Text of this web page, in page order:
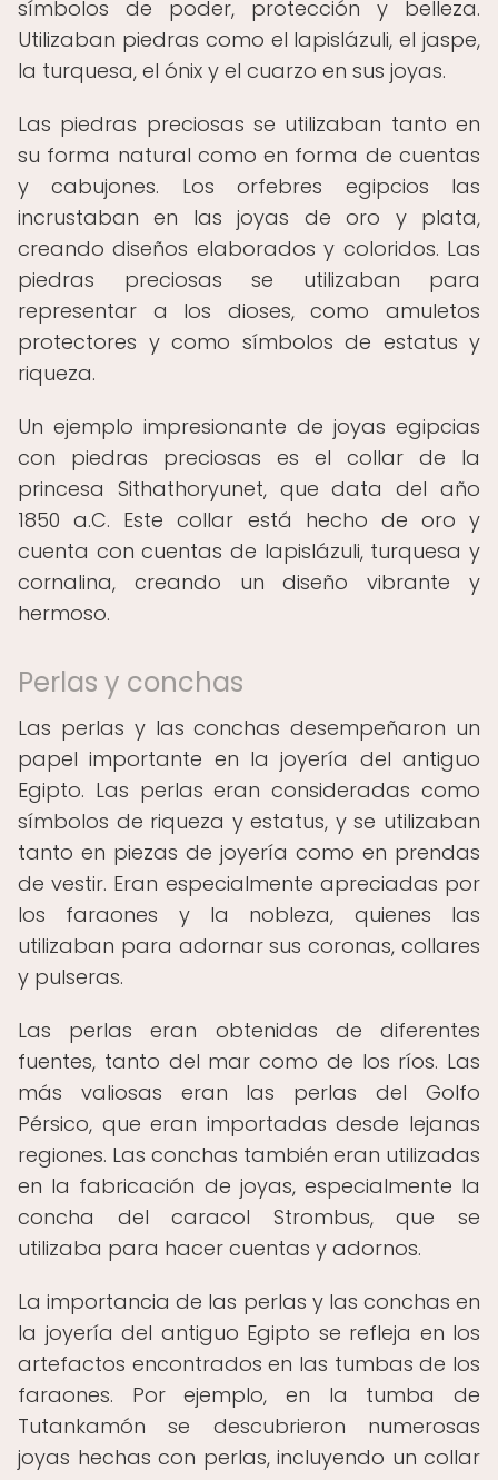
símbolos de poder, protección y belleza.
Utilizaban piedras como el lapislázuli, el jaspe,
la turquesa, el ónix y el cuarzo en sus joyas.
Las piedras preciosas se utilizaban tanto en
su forma natural como en forma de cuentas
y cabujones. Los orfebres egipcios las
incrustaban en las joyas de oro y plata,
creando diseños elaborados y coloridos. Las
piedras preciosas se utilizaban para
representar a los dioses, como amuletos
protectores y como símbolos de estatus y
riqueza.
Un ejemplo impresionante de joyas egipcias
con piedras preciosas es el collar de la
princesa Sithathoryunet, que data del año
1850 a.C. Este collar está hecho de oro y
cuenta con cuentas de lapislázuli, turquesa y
cornalina, creando un diseño vibrante y
hermoso.
Perlas y conchas
Las perlas y las conchas desempeñaron un
papel importante en la joyería del antiguo
Egipto. Las perlas eran consideradas como
símbolos de riqueza y estatus, y se utilizaban
tanto en piezas de joyería como en prendas
de vestir. Eran especialmente apreciadas por
los faraones y la nobleza, quienes las
utilizaban para adornar sus coronas, collares
y pulseras.
Las perlas eran obtenidas de diferentes
fuentes, tanto del mar como de los ríos. Las
más valiosas eran las perlas del Golfo
Pérsico, que eran importadas desde lejanas
regiones. Las conchas también eran utilizadas
en la fabricación de joyas, especialmente la
concha del caracol Strombus, que se
utilizaba para hacer cuentas y adornos.
La importancia de las perlas y las conchas en
la joyería del antiguo Egipto se refleja en los
artefactos encontrados en las tumbas de los
faraones. Por ejemplo, en la tumba de
Tutankamón se descubrieron numerosas
joyas hechas con perlas, incluyendo un collar